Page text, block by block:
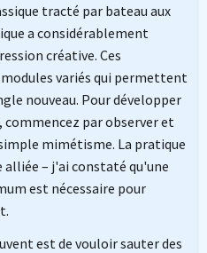
tracté par bateau aux
a considérablement
créative. Ces
variés qui permettent
nouveau. Pour développer
par observer et
mimétisme. La pratique
– j'ai constaté qu'une
est nécessaire pour
est de vouloir sauter des